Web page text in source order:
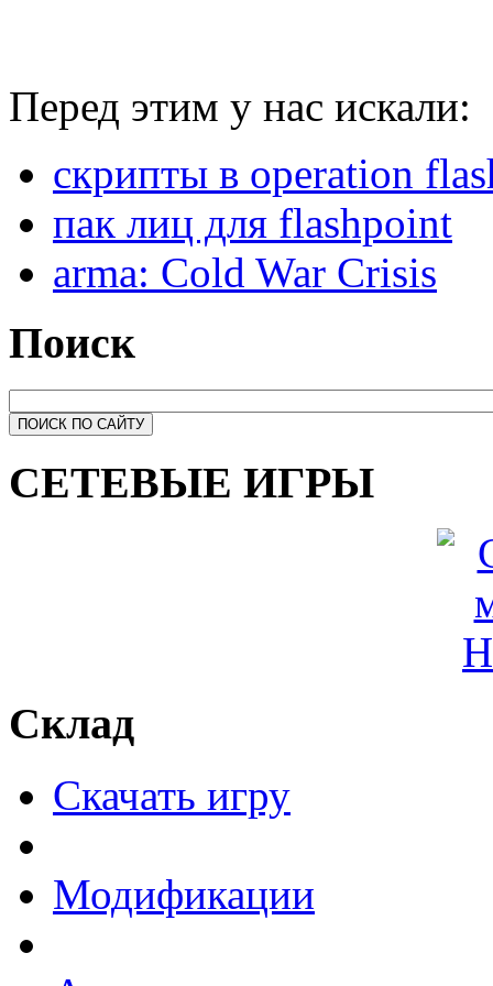
Перед этим у нас искали:
скрипты в operation
пак лиц для flashpoint
arma: Cold War Crisis
Поиск
СЕТЕВЫЕ ИГРЫ
Склад
Скачать игру
Модификации